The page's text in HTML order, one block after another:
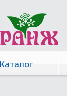
Каталог